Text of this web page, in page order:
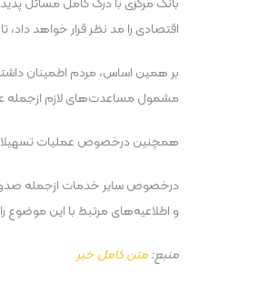
بانک مرکزی با درک کامل مسائل
اقتصادی را مد نظر قرار خواهد داد،
بر همین اساس، مردم اطمینان
مشمول مساعدت‌های لازم ازجمله
همچنین درخصوص عملیات تسهیلات
درخصوص سایر خدمات ازجمله صدور
و اطلاعیه‌های مرتبط با این موضوع
منبع:متن کامل خبر